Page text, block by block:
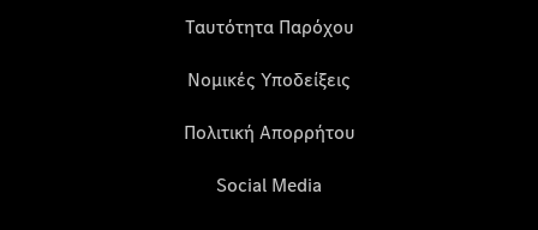
Ταυτότητα Παρόχου
Νομικές Υποδείξεις
Πολιτική Απορρήτου
Social Media